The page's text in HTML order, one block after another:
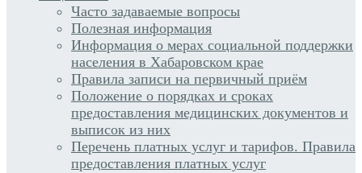
Часто задаваемые вопросы
Полезная информация
Информация о мерах социальной поддержки
населения в Хабаровском крае
Правила записи на первичный приём
Положение о порядках и сроках
предоставления медицинских документов и
выписок из них
Перечень платных услуг и тарифов. Правила
предоставления платных услуг